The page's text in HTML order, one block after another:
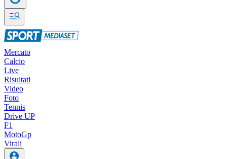
Mercato
Calcio
Live
Risultati
Video
Foto
Tennis
Drive UP
F1
MotoGp
Virali